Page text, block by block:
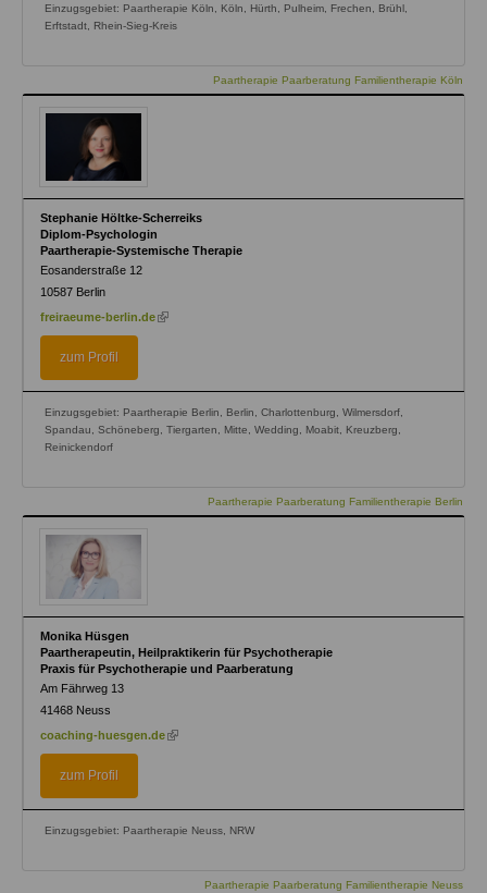
Einzugsgebiet: Paartherapie Köln, Köln, Hürth, Pulheim, Frechen, Brühl,
Erftstadt, Rhein-Sieg-Kreis
Paartherapie Paarberatung Familientherapie Köln
Stephanie Höltke-Scherreiks
Diplom-Psychologin
Paartherapie-Systemische Therapie
Eosanderstraße 12
10587 Berlin
freiraeume-berlin.de (link
zum Profil
Einzugsgebiet: Paartherapie Berlin, Berlin, Charlottenburg, Wilmersdorf,
Spandau, Schöneberg, Tiergarten, Mitte, Wedding, Moabit, Kreuzberg,
Reinickendorf
Paartherapie Paarberatung Familientherapie Berlin
Monika Hüsgen
Paartherapeutin, Heilpraktikerin für Psychotherapie
Praxis für Psychotherapie und Paarberatung
Am Fährweg 13
41468 Neuss
coaching-huesgen.de (link
zum Profil
Einzugsgebiet: Paartherapie Neuss, NRW
Paartherapie Paarberatung Familientherapie Neuss